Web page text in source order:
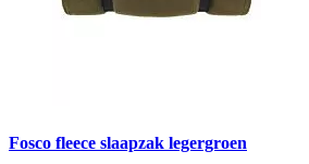
Fosco fleece slaapzak legergroen